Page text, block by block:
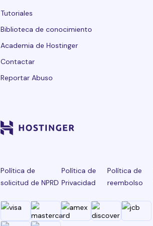
Tutoriales
Biblioteca de conocimiento
Academia de Hostinger
Contactar
Reportar Abuso
Política de
solicitud de NPRD
Política de
Privacidad
Política de
reembolso